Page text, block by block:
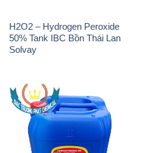
H2O2 – Hydrogen Peroxide
50% Tank IBC Bồn Thái Lan
Solvay